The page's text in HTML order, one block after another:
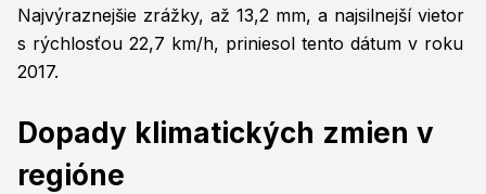
Najvýraznejšie zrážky, až 13,2 mm, a najsilnejší vietor
s rýchlosťou 22,7 km/h, priniesol tento dátum v roku
2017.
Dopady klimatických zmien v
regióne